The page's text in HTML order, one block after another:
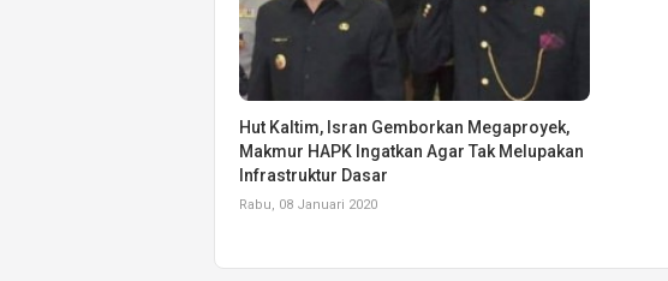
Hut Kaltim, Isran Gemborkan Megaproyek,
Makmur HAPK Ingatkan Agar Tak Melupakan
Infrastruktur Dasar
Rabu, 08 Januari 2020